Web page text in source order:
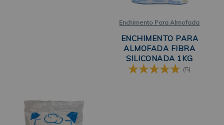
Enchimento Para Almofada
ENCHIMENTO PARA
ALMOFADA FIBRA
SILICONADA 1KG
SANTA FÉ (5)